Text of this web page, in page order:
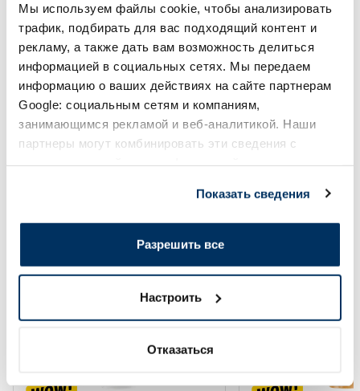
Мы используем файлы cookie, чтобы анализировать
трафик, подбирать для вас подходящий контент и
рекламу, а также дать вам возможность делиться
информацией в социальных сетях. Мы передаем
информацию о ваших действиях на сайте партнерам
Google: социальным сетям и компаниям,
занимающимся рекламой и веб-аналитикой. Наши
партнеры могут комбинировать эти сведения с
Показать сведения
Разрешить все
Настроить
Отказаться
12.73 € 14.14 €
В корзину
Регулярная цена: 14.14 €
26.34 € 29.27 €
В
Регулярная цена: 29.27 €
Page 1 of 10
Более...
-60% -60%